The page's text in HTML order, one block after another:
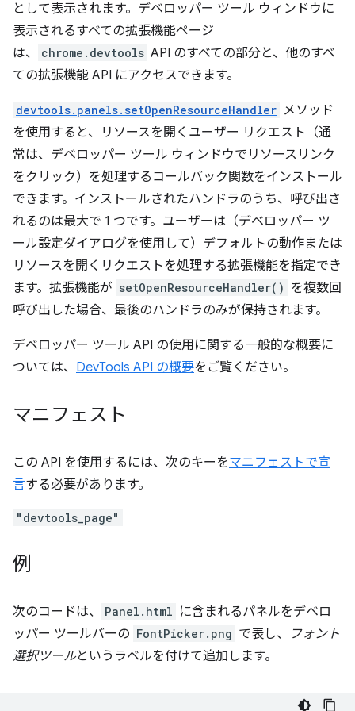
として表示されます。デベロッパー ツール ウィンドウに
表示されるすべての拡張機能ページ
は、
chrome.devtools API のすべての部分と、他のすべ
ての拡張機能 API にアクセスできます。
devtools.panels.setOpenResourceHandler メソッド
を使用すると、リソースを開くユーザー リクエスト（通
常は、デベロッパー ツール ウィンドウでリソースリンク
をクリック）を処理するコールバック関数をインストール
できます。インストールされたハンドラのうち、呼び出さ
れるのは最大で 1 つです。ユーザーは（デベロッパー ツ
ール設定ダイアログを使用して）デフォルトの動作または
リソースを開くリクエストを処理する拡張機能を指定でき
ます。拡張機能が setOpenResourceHandler() を複数回
呼び出した場合、最後のハンドラのみが保持されます。
デベロッパー ツール API の使用に関する一般的な概要に
ついては、 DevTools API の概要をご覧ください。
マニフェスト
この API を使用するには、次のキーをマニフェストで宣
言する必要があります。
"devtools_page"
例
次のコードは、 Panel.html に含まれるパネルをデベロ
ッパー ツールバーの FontPicker.png で表し、
フォント
選択ツールというラベルを付けて追加します。